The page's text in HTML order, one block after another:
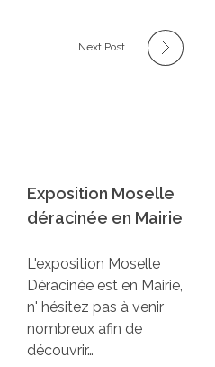
Next Post
Exposition Moselle
déracinée en Mairie
L'exposition Moselle
Déracinée est en Mairie,
n' hésitez pas à venir
nombreux afin de
découvrir…